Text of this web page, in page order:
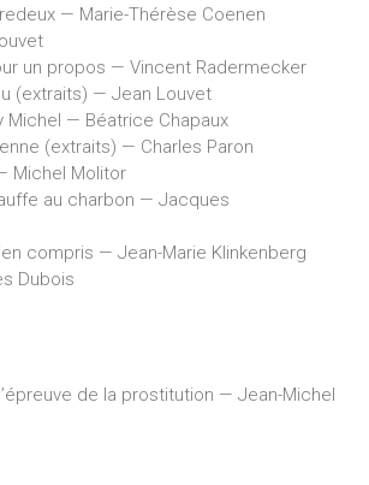
— Marie-Thérèse Coenen
un propos — Vincent Radermecker
(extraits) — Jean Louvet
Michel — Béatrice Chapaux
(extraits) — Charles Paron
Michel Molitor
au charbon — Jacques
compris — Jean-Marie Klinkenberg
Dubois
de la prostitution — Jean-Michel